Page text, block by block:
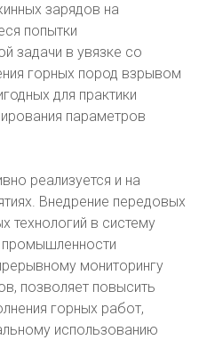
зарядов на
попытки
задачи в увязке со
горных пород взрывом
для практики
параметров
реализуется и на
Внедрение передовых
технологий в систему
промышленности
мониторингу
позволяет повысить
горных работ,
использованию